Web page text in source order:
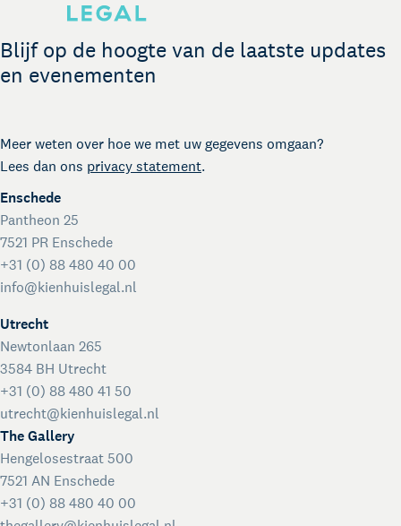
The Gallery
Legal support voor startups
International desk
Voor juridisch advies met spoed buiten kantooruren
Kienhuis Legal Foundation
Talentondersteuning
Blijf op de hoogte van de laatste updates
en evenementen
Meer weten over hoe we met uw gegevens omgaan?
Lees dan ons privacy statement.
Enschede
Pantheon 25
7521 PR Enschede
+31 (0) 88 480 40 00
info@kienhuislegal.nl
Utrecht
Newtonlaan 265
3584 BH Utrecht
+31 (0) 88 480 41 50
utrecht@kienhuislegal.nl
The Gallery
Hengelosestraat 500
7521 AN Enschede
+31 (0) 88 480 40 00